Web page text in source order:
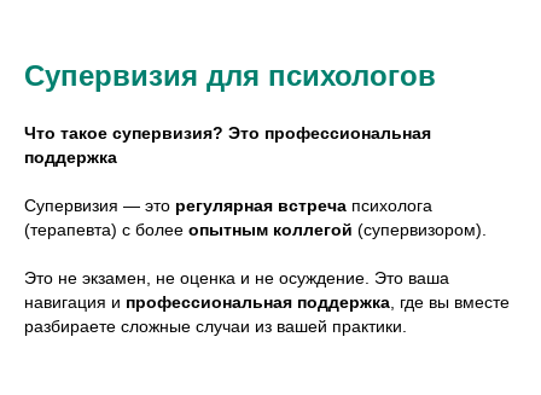
Супервизия для психологов
Что такое супервизия? Это профессиональная
поддержка
Супервизия — это регулярная встреча психолога
(терапевта) с более опытным коллегой (супервизором).
Это не экзамен, не оценка и не осуждение. Это ваша
навигация и профессиональная поддержка , где вы вместе
разбираете сложные случаи из вашей практики.